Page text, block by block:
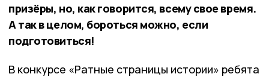
призёры, но, как говорится, всему свое время.
А так в целом, бороться можно, если
подготовиться!
В конкурсе «Ратные страницы истории» ребята